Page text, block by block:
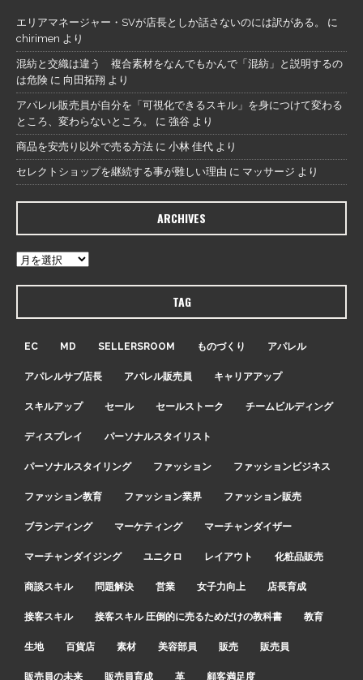
エリアマネージャー・SVが店長としか話さないのには訳がある。
に
chirimen より
混紡と交織は違う 複合素材をなんでもかんで「混紡」と説明するの
は危険 に 向田拓翔 より
アパレル販売員が自分を「可視化できるスキル」を身につけて変わる
ところ、変わらないところ。
に 強谷 より
商品を安売り以外で売る方法 に 小林 佳代 より
セレクトショップを継続する事が難しい理由 に マッサージ より
ARCHIVES
TAG
EC MD SELLERSROOM ものづくり アパレル
アパレルサブ店長 アパレル販売員 キャリアアップ
スキルアップ セール セールストーク チームビルディング
ディスプレイ パーソナルスタイリスト
パーソナルスタイリング ファッション ファッションビジネス
ファッション教育 ファッション業界 ファッション販売
ブランディング マーケティング マーチャンダイザー
マーチャンダイジング ユニクロ レイアウト 化粧品販売
商談スキル 問題解決 営業 女子力向上 店長育成
接客スキル 接客スキル 圧倒的に売るためだけの教科書 教育
生地 百貨店 素材 美容部員 販売 販売員
販売員の未来 販売員育成 革 顧客満足度